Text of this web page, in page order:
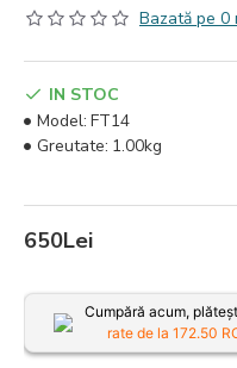
Bazată pe 0
650Lei
IN STOC
Model: FT14
Greutate: 1.00kg
Cumpără acum,
rate de la 172.50